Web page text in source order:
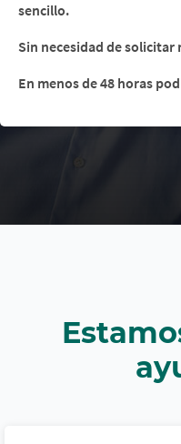
sencillo.
Sin necesidad de
En menos de 48 horas